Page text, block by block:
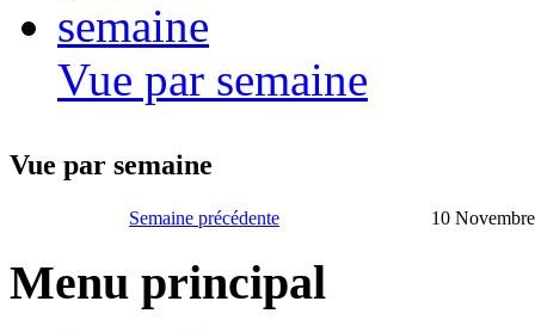
Vue par semaine
Vue par semaine
Semaine précédente 10
Menu principal